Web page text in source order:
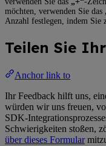
möchten, verwenden Sie das
Anzahl festlegen, indem Sie
Teilen Sie
Anchor link to
Ihr Feedback hilft uns,
würden wir uns freuen,
SDK-
Schwierigkeiten stoßen,
über dieses Formular